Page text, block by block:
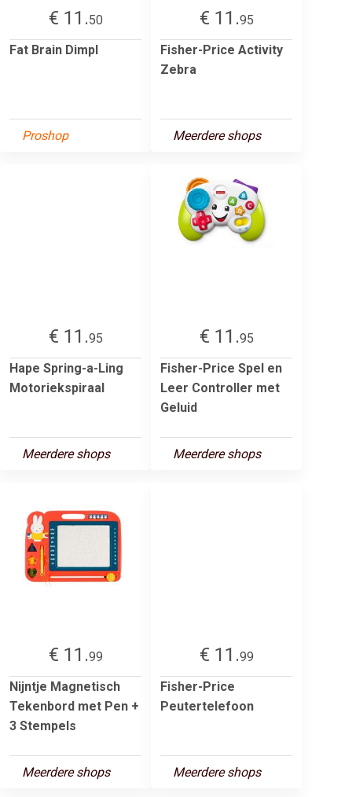
€ 11.50
Fat Brain Dimpl
Proshop
€ 11.95
Fisher-Price Activity
Zebra
Meerdere shops
€ 11.95
Hape Spring-a-Ling
Motoriekspiraal
Meerdere shops
€ 11.95
Fisher-Price Spel en
Leer Controller met
Geluid
Meerdere shops
€ 11.99
Nijntje Magnetisch
Tekenbord met Pen +
3 Stempels
Meerdere shops
€ 11.99
Fisher-Price
Peutertelefoon
Meerdere shops